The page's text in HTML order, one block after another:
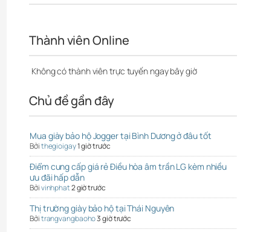
Thành viên Online
Không có thành viên trực tuyến ngay bây giờ
Chủ đề gần đây
Mua giày bảo hộ Jogger tại Bình Dương ở đâu tốt
Bởithegioigay1 giờ trước
Điểm cung cấp giá rẻ Điều hòa âm trần LG kèm nhiều
ưu đãi hấp dẫn
Bởivinhphat2 giờ trước
Thị trường giày bảo hộ tại Thái Nguyên
Bởitrangvangbaoho3 giờ trước